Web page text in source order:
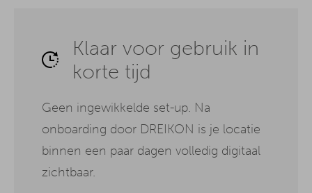
Klaar voor gebruik in
korte tijd
Geen ingewikkelde set-up. Na
onboarding door DREIKON is je locatie
binnen een paar dagen volledig digitaal
zichtbaar.